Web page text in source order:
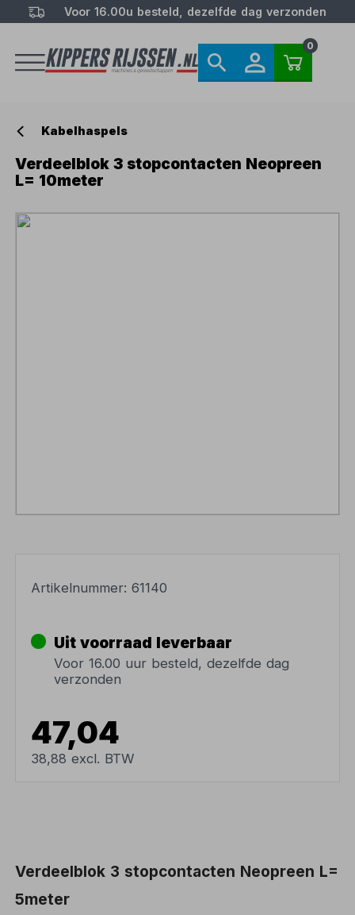
Voor 16.00u besteld, dezelfde dag verzonden
0
Kabelhaspels
Verdeelblok 3 stopcontacten Neopreen
L= 10meter
Artikelnummer:61140
Uit voorraad leverbaar
Voor 16.00 uur besteld, dezelfde dag
verzonden
47,04
38,88 excl. BTW
Verdeelblok 3 stopcontacten Neopreen L=
5meter